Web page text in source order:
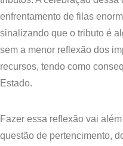
enfrentamento de filas
sinalizando que o tributo é
sem a menor reflexão dos
recursos, tendo como
Estado.
​Fazer essa reflexão vai
questão de pertencimento,